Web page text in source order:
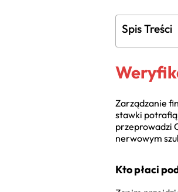
Spis Treści
Zarządzanie
stawki potrafią
przeprowadzi
nerwowym
Kto płaci